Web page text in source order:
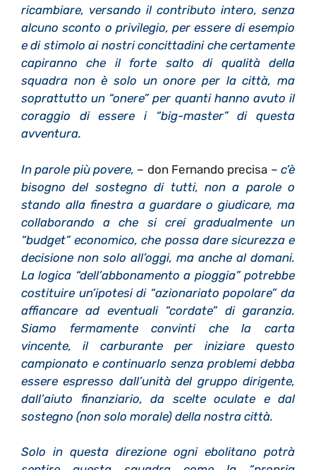
ricambiare, versando il contributo intero, senza
alcuno sconto o privilegio, per essere di esempio
e di stimolo ai nostri concittadini che certamente
capiranno che il forte salto di qualità della
squadra non è solo un onore per la città, ma
soprattutto un “onere” per quanti hanno avuto il
coraggio di essere i “big-master” di questa
avventura.
In parole più povere, – don Fernando precisa – c’è
bisogno del sostegno di tutti, non a parole o
stando alla finestra a guardare o giudicare, ma
collaborando a che si crei gradualmente un
“budget” economico, che possa dare sicurezza e
decisione non solo all’oggi, ma anche al domani.
La logica “dell’abbonamento a pioggia” potrebbe
costituire un’ipotesi di “azionariato popolare” da
affiancare ad eventuali “cordate” di garanzia.
Siamo fermamente convinti che la carta
vincente, il carburante per iniziare questo
campionato e continuarlo senza problemi debba
essere espresso dall’unità del gruppo dirigente,
dall’aiuto finanziario, da scelte oculate e dal
sostegno (non solo morale) della nostra città.
Solo in questa direzione ogni ebolitano potrà